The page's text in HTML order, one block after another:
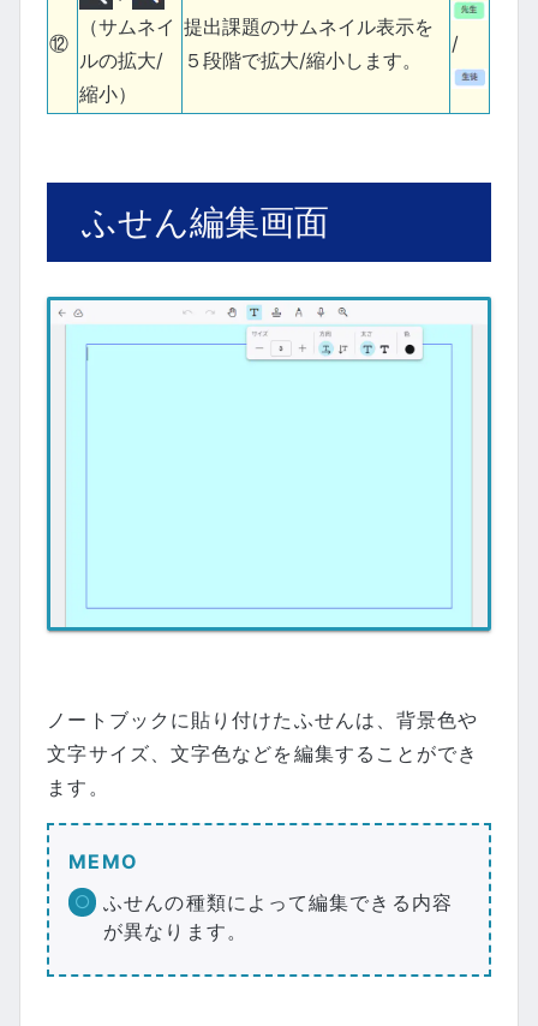
⑫
（サムネイ
ルの拡大/
縮小）
提出課題のサムネイル表示を
５段階で拡大/縮小します。
/
ふせん編集画面
ノートブックに貼り付けたふせんは、背景色や
文字サイズ、文字色などを編集することができ
ます。
MEMO
ふせんの種類によって編集できる内容
が異なります。